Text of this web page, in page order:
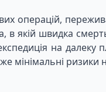
операцій,
якій швидка
на
мінімальні ризики